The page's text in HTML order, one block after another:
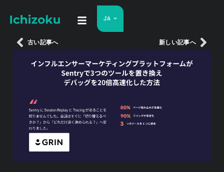
JA
古い記事へ 新しい記事へ